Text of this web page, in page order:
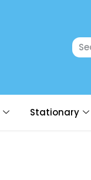
Stationary